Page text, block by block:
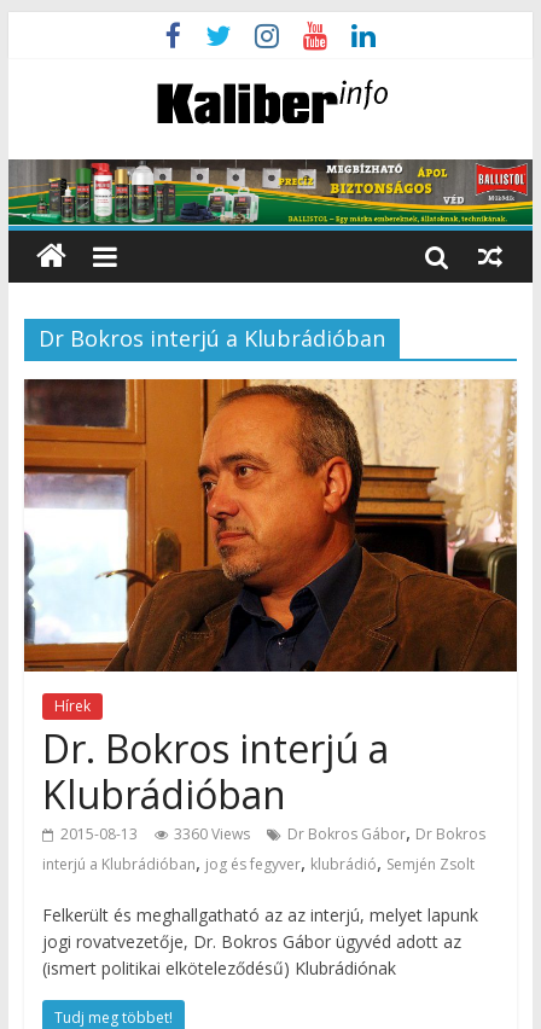
Dr Bokros interjú a Klubrádióban
Hírek
Dr. Bokros interjú a
Klubrádióban
2015-08-13 3360 Views Dr Bokros Gábor, Dr Bokros
interjú a Klubrádióban, jog és fegyver, klubrádió, Semjén Zsolt
Felkerült és meghallgatható az az interjú, melyet lapunk
jogi rovatvezetője, Dr. Bokros Gábor ügyvéd adott az
(ismert politikai elköteleződésű) Klubrádiónak
Tudj meg többet!